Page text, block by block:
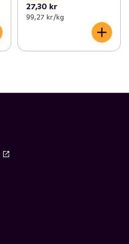
27,30 kr
99,27 kr /kg